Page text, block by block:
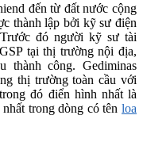
đến từ đất nước cộng
thành lập bởi kỹ sư điện
đó người kỹ sư tài
tại thị trường nội địa,
thành công. Gediminas
thị trường toàn cầu với
đó điển hình nhất là
trong dòng có tên loa